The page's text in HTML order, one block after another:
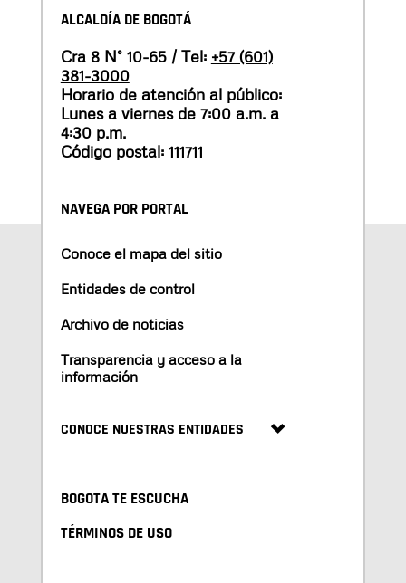
ALCALDÍA DE BOGOTÁ
Cra 8 N° 10-65 / Tel: +57 (601)
381-3000
Horario de atención al público:
Lunes a viernes de 7:00 a.m. a
4:30 p.m.
Código postal: 111711
NAVEGA POR PORTAL
Conoce el mapa del sitio
Entidades de control
Archivo de noticias
Transparencia y acceso a la
información
CONOCE NUESTRAS ENTIDADES
BOGOTA TE ESCUCHA
TÉRMINOS DE USO